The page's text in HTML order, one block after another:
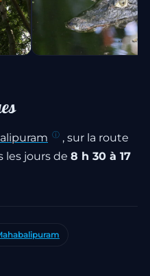
, sur la route
les jours de 8 h 30 à 17